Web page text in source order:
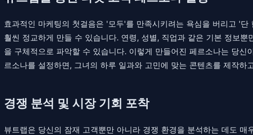
효과적인 마케팅의 첫걸음은 '모두'를 만족시키려는 욕심을 버리고 '
훨씬 정교하게 만들 수 있습니다. 연령, 성별, 직업과 같은 기본 정보
을 구체적으로 파악할 수 있습니다. 이렇게 만들어진 페르소나는 당
르소나를 설정하면, 그녀의 하루 일과와 고민에 맞는 콘텐츠를 제작
경쟁 분석 및 시장 기회 포착
뷰트랩은 당신의 잠재 고객뿐만 아니라 경쟁 환경을 분석하는 데도